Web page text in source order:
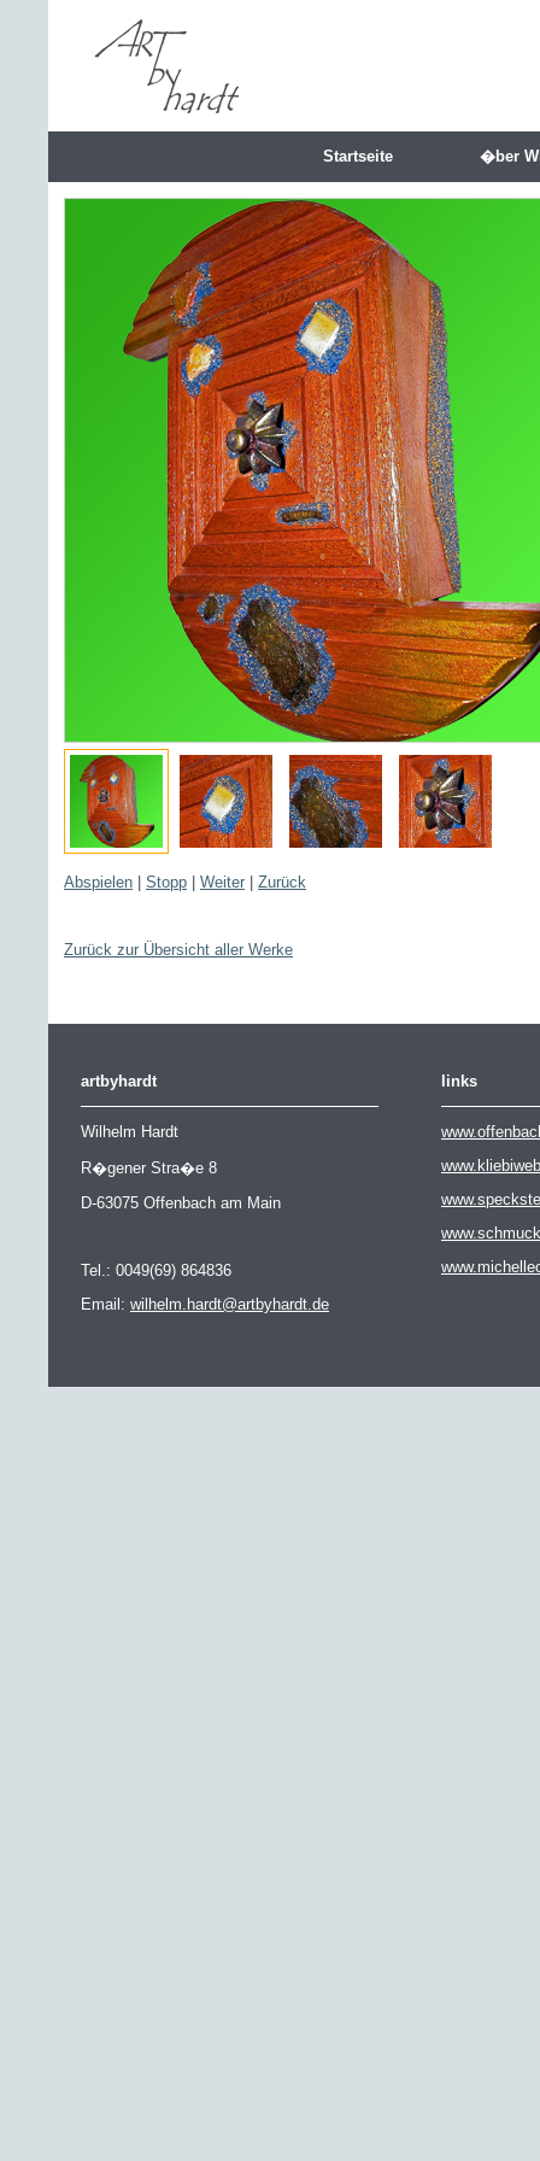
Startseite �ber
Abspielen Stopp Weiter Zurück
Zurück zur Übersicht aller Werke
artbyhardt
Wilhelm Hardt
R�gener Stra�e 8
D-63075 Offenbach am Main
Tel.: 0049(69) 864836
Email: wilhelm.hardt@artbyhardt.de
links